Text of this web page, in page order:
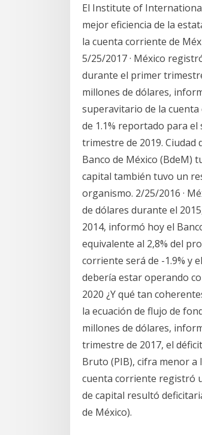
El Institute of
mejor eficiencia de la
la cuenta corriente de
5/25/2017 · México
durante el primer
millones de dólares,
superavitario de la cuenta
de 1.1% reportado para
trimestre de 2019.
Banco de México (BdeM)
capital también tuvo un
organismo. 2/25/2016 ·
de dólares durante el
2014, informó hoy el
equivalente al 2,8% del
corriente será de -1.9% y
debería estar operando
2020 ¿Y qué tan
la ecuación de flujo de
millones de dólares,
trimestre de 2017, el
Bruto (PIB), cifra menor a
cuenta corriente registró
de capital resultó
de México).